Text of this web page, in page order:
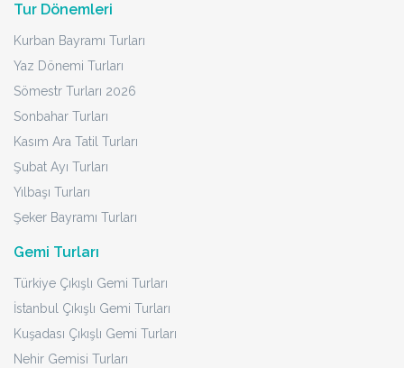
Tur Dönemleri
Kurban Bayramı Turları
Yaz Dönemi Turları
Sömestr Turları 2026
Sonbahar Turları
Kasım Ara Tatil Turları
Şubat Ayı Turları
Yılbaşı Turları
Şeker Bayramı Turları
Gemi Turları
Türkiye Çıkışlı Gemi Turları
İstanbul Çıkışlı Gemi Turları
Kuşadası Çıkışlı Gemi Turları
Nehir Gemisi Turları